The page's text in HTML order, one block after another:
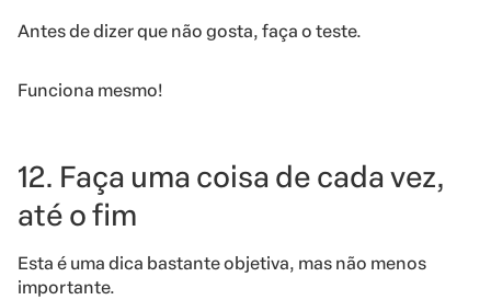
Antes de dizer que não gosta, faça o teste.
Funciona mesmo!
12. Faça uma coisa de cada vez,
até o fim
Esta é uma dica bastante objetiva, mas não menos
importante.